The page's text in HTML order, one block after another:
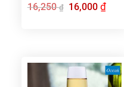
16,250₫
Giá
gốc
16,000 ₫Giá
hiện